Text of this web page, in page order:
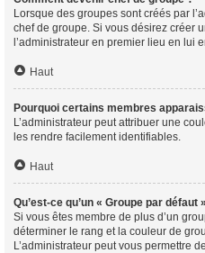
Lorsque des groupes sont créés par
chef de groupe. Si vous désirez créer
l’administrateur en premier lieu en lui
Haut
Pourquoi certains membres
L’administrateur peut attribuer une
les rendre facilement identifiables.
Haut
Qu’est-ce qu’un « Groupe par défaut
Si vous êtes membre de plus d’un
déterminer le rang et la couleur de
L’administrateur peut vous permettre